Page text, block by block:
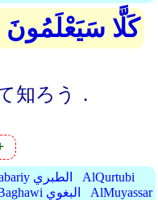
كَلَّا سَيَعْلَمُونَ
知ろう．
AtTabariy الطبري
AlQurtubi
AlBaghawi البغوي
AlMuyassar